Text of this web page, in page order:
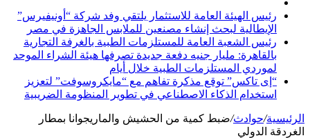
رئيس الهيئة العامة للاستثمار يلتقي وفد شركة “أونيفيرس”
الإيطالية لبحث إنشاء مصنعين للملابس الجاهزة في مصر
رئيس الشعبة العامة للمستلزمات الطبية بالغرفة التجارية
بالقاهرة: مليار جنيه دفعة جديدة تصرفها هيئة الشراء الموحد
لموردي المستلزمات الطبية خلال أيام
“إى تاكس” توقع مذكرة تفاهم مع “مايكروسوفت” لتعزيز
استخدام الذكاء الاصطناعي في تطوير المنظومة الضريبية
الرئيسية/حوادث/ضبط كمية من الحشيش والماريجوانا بمطار
الغردقة الدولي